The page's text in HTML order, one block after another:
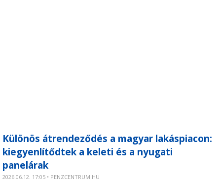
Különös átrendeződés a magyar lakáspiacon:
kiegyenlítődtek a keleti és a nyugati
panelárak
2026.06.12. 17:05 • PENZCENTRUM.HU